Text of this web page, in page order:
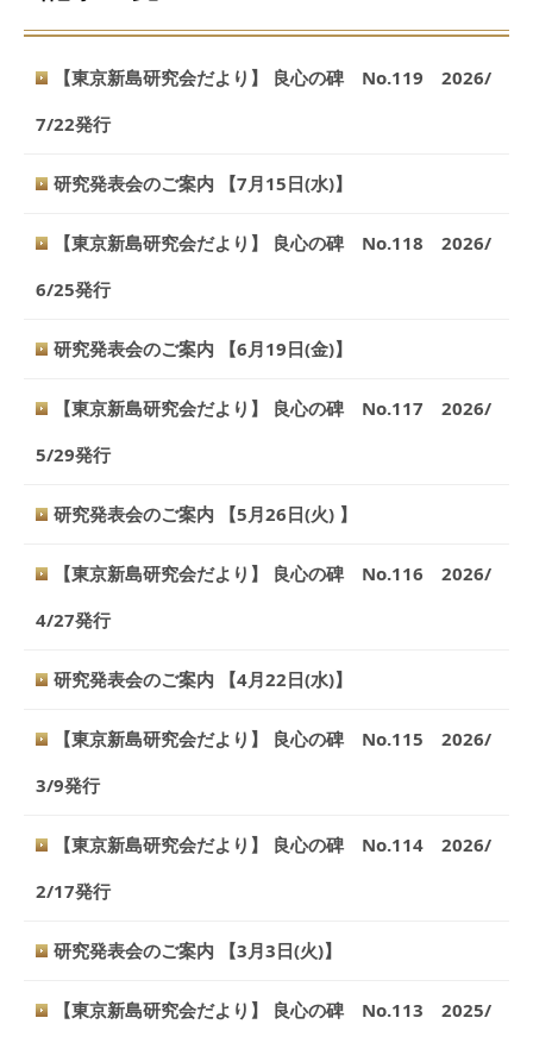
【東京新島研究会だより】 良心の碑 No.119 2026/
7/22発行
研究発表会のご案内 【7月15日(水)】
【東京新島研究会だより】 良心の碑 No.118 2026/
6/25発行
研究発表会のご案内 【6月19日(金)】
【東京新島研究会だより】 良心の碑 No.117 2026/
5/29発行
研究発表会のご案内 【5月26日(火) 】
【東京新島研究会だより】 良心の碑 No.116 2026/
4/27発行
研究発表会のご案内 【4月22日(水)】
【東京新島研究会だより】 良心の碑 No.115 2026/
3/9発行
【東京新島研究会だより】 良心の碑 No.114 2026/
2/17発行
研究発表会のご案内 【3月3日(火)】
【東京新島研究会だより】 良心の碑 No.113 2025/